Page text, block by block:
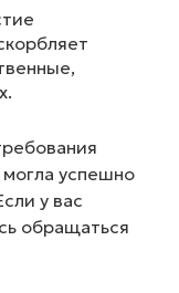
успешно
у вас
обращаться